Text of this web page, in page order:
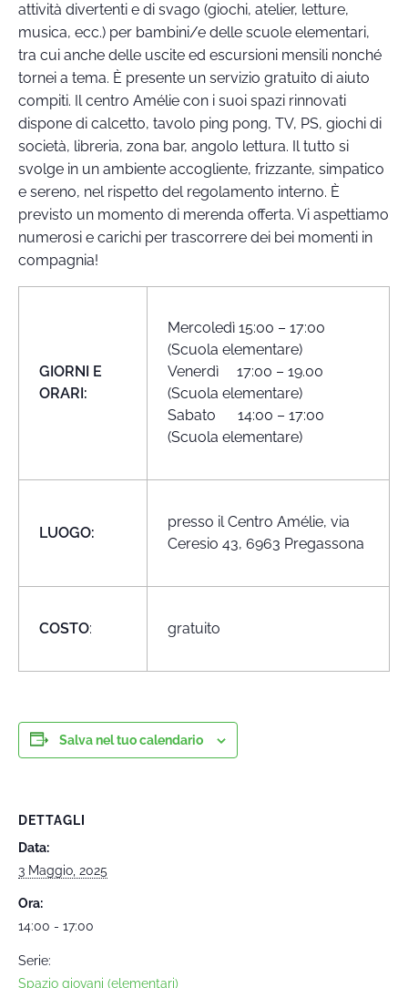
attività divertenti e di svago (giochi, atelier, letture,
musica, ecc.) per bambini/e delle scuole elementari,
tra cui anche delle uscite ed escursioni mensili nonché
tornei a tema. È presente un servizio gratuito di aiuto
compiti. Il centro Amélie con i suoi spazi rinnovati
dispone di calcetto, tavolo ping pong, TV, PS, giochi di
società, libreria, zona bar, angolo lettura. Il tutto si
svolge in un ambiente accogliente, frizzante, simpatico
e sereno, nel rispetto del regolamento interno. È
previsto un momento di merenda offerta. Vi aspettiamo
numerosi e carichi per trascorrere dei bei momenti in
compagnia!
GIORNI E
ORARI:
Mercoledì 15:00 – 17:00
(Scuola elementare)
Venerdì 17:00 – 19.00
(Scuola elementare)
Sabato 14:00 – 17:00
(Scuola elementare)
LUOGO:
presso il Centro Amélie, via
Ceresio 43, 6963 Pregassona
COSTO: gratuito
Salva nel tuo calendario
DETTAGLI
Data:
3 Maggio, 2025
Ora:
14:00 - 17:00
Serie:
Spazio giovani (elementari)